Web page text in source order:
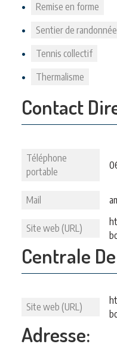
Remise en forme
Sentier de randonnée
Tennis collectif
Thermalisme
Contact
Téléphone
portable
Mail
Site web (URL)
Centrale
Site web (URL)
Adresse: